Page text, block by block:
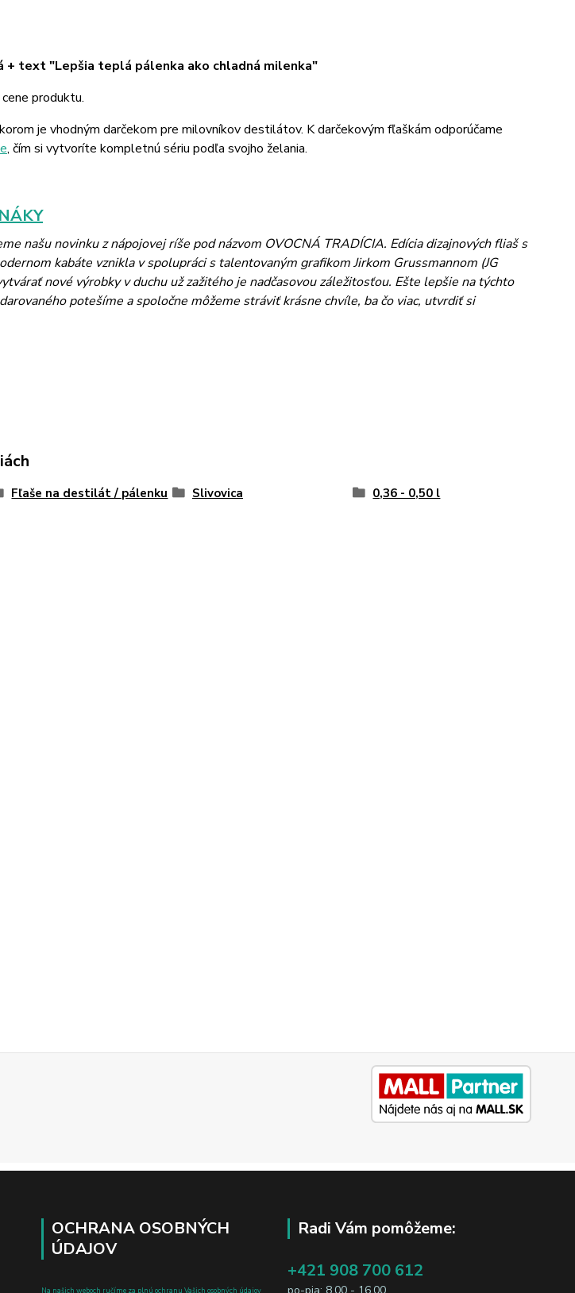
+ text "Lepšia teplá pálenka ako chladná milenka"
produktu.
je vhodným darčekom pre milovníkov destilátov. K darčekovým fľaškám odporúčame
, čím si vytvoríte kompletnú sériu podľa svojho želania.
našu novinku z nápojovej ríše pod názvom OVOCNÁ TRADÍCIA. Edícia dizajnových fliaš s
kabáte vznikla v spolupráci s talentovaným grafikom Jirkom Grussmannom (JG
nové výrobky v duchu už zažitého je nadčasovou záležitosťou. Ešte lepšie na týchto
potešíme a spoločne môžeme stráviť krásne chvíle, ba čo viac, utvrdiť si
Fľaše na destilát / pálenku Slivovica 0,36 - 0,50 l
OCHRANA OSOBNÝCH
ÚDAJOV
Na našich weboch ručíme za plnú ochranu Vašich osobných údajov
Radi Vám pomôžeme:
+421 908 700 612